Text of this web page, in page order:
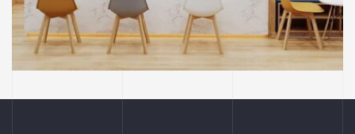
NHÀ THUỐC LONG CHÂU THIẾT KẾ
Thiết Kế Phối Cảnh 3D Trung Tâm Tiêm